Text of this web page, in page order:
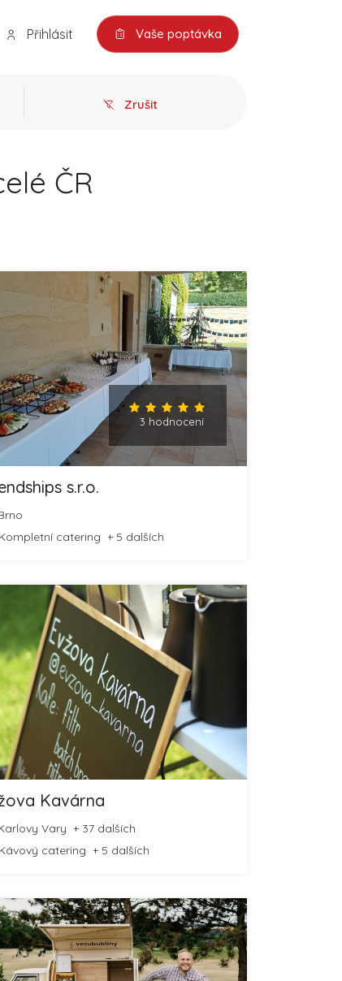
Přihlásit Vaše poptávka
Zrušit
ČR
3 hodnocení
s.r.o.
Kompletní catering + 5 dalších
Kavárna
Vary + 37 dalších
Kávový catering + 5 dalších